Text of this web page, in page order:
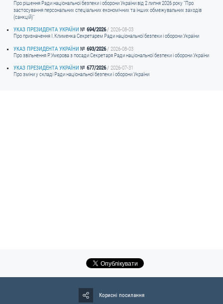
Про рішення Ради національної безпеки і оборони України від 2 липня 2026 року "Про
застосування персональних спеціальних економічних та інших обмежувальних заходів
(санкцій)"
УКАЗ ПРЕЗИДЕНТА УКРАЇНИ
694/2026
2026-08-03
Про призначення I.Клименка Секретарем Ради національної безпеки і оборони України
УКАЗ ПРЕЗИДЕНТА УКРАЇНИ
693/2026
2026-08-03
Про звільнення Р.Умєрова з посади Секретаря Ради національної безпеки і оборони України
УКАЗ ПРЕЗИДЕНТА УКРАЇНИ
677/2026
2026-07-31
Про зміни у складі Ради національної безпеки і оборони України
Корисні посилання